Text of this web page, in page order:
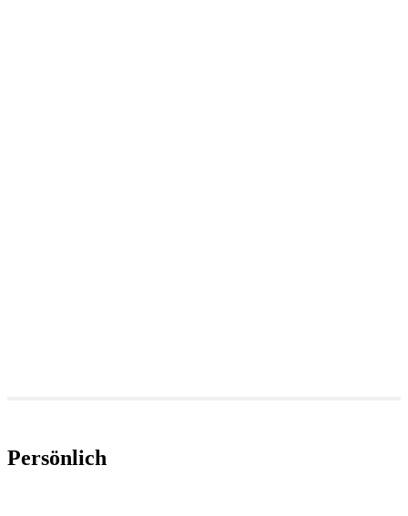
Persönlich